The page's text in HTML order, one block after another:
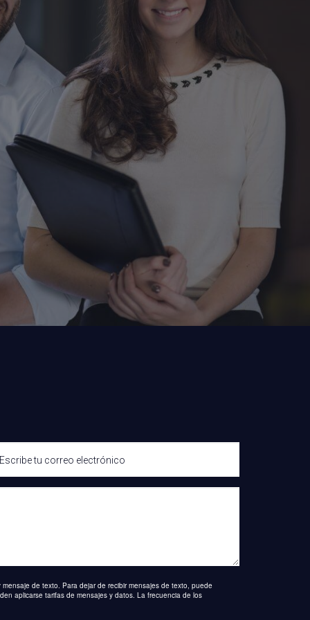
de texto. Para dejar de recibir mensajes de texto, puede
aplicarse tarifas de mensajes y datos. La frecuencia de los